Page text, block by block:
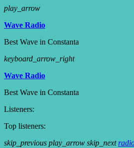
play_arrow
Wave Radio
Best Wave in Constanta
keyboard_arrow_right
Wave Radio
Best Wave in Constanta
Listeners:
Top listeners:
skip_previous play_arrow skip_next